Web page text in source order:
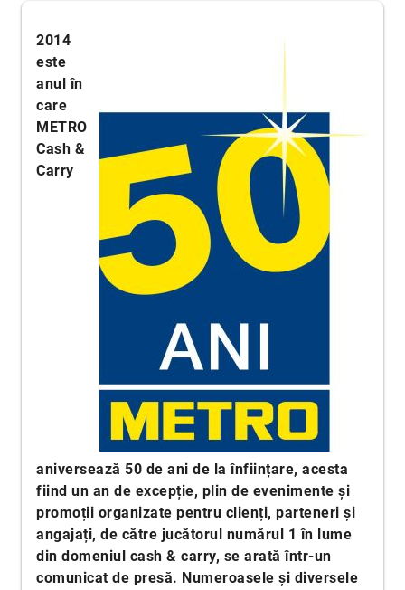
2014
este
anul în
care
METRO
Cash &
Carry
aniversează 50 de ani de la înființare, acesta
fiind un an de excepție, plin de evenimente și
promoții organizate pentru clienți, parteneri și
angajați, de către jucătorul numărul 1 în lume
din domeniul cash & carry, se arată într-un
comunicat de presă. Numeroasele și diversele